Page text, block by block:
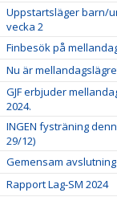
Uppstartsläger barn/
vecka 2
Finbesök på
Nu är
GJF erbjuder
2024.
INGEN fysträning
29/12)
Gemensam
Rapport Lag-SM 2024